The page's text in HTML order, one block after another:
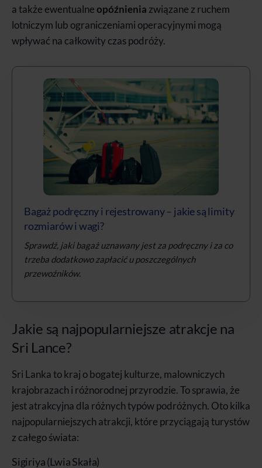
a także ewentualneopóźnienia związane z ruchem
lotniczym lub ograniczeniami operacyjnymi mogą
wpływać na całkowity czas podróży.
Bagaż podręczny i rejestrowany – jakie są limity
rozmiarów i wagi?
Sprawdź, jaki bagaż uznawany jest za podręczny i za co
trzeba dodatkowo zapłacić u poszczególnych
przewoźników.
Jakie są najpopularniejsze atrakcje na
Sri Lance?
Sri Lanka to kraj o bogatej kulturze, malowniczych
krajobrazach i różnorodnej przyrodzie. To sprawia, że
jest atrakcyjna dla różnych typów podróżnych. Oto kilka
najpopularniejszych atrakcji, które przyciągają turystów
z całego świata:
Sigiriya (Lwia Skała)